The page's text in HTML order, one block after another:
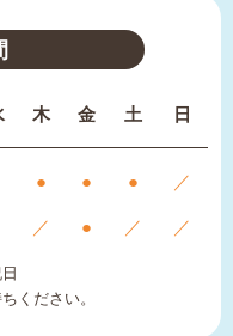
木 金 土 日
● ● ● ／
／ ● ／ ／
ください。